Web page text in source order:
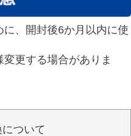
、開封後6か月以内に使
更する場合がありま
ついて